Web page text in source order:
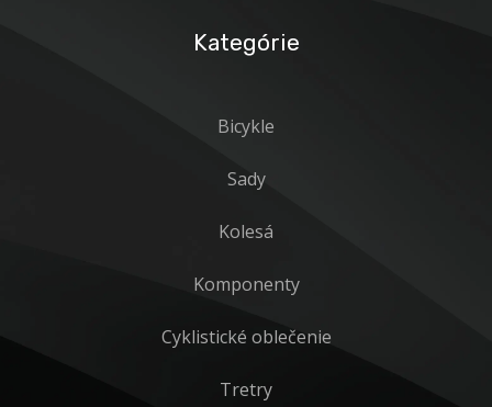
Kategórie
Bicykle
Sady
Kolesá
Komponenty
Cyklistické oblečenie
Tretry